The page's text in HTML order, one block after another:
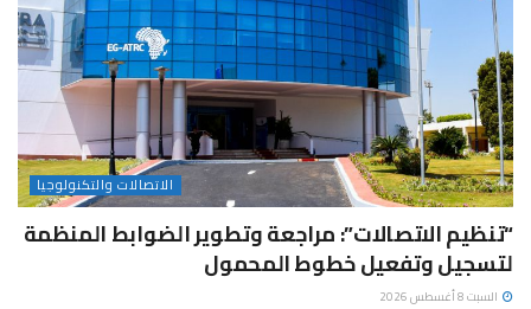
الاتصالات والتكنولوجيا
“تنظيم الاتصالات”: مراجعة وتطوير الضوابط المنظمة
لتسجيل وتفعيل خطوط المحمول
السبت 8 أغسطس 2026